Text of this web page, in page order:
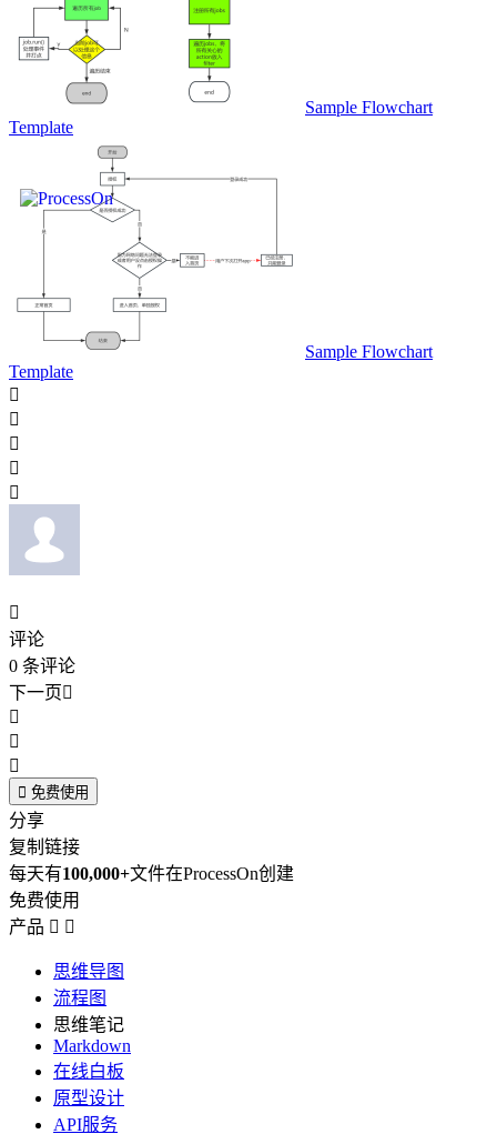
Sample Flowchart
Template
Sample Flowchart
Template






评论
0 条评论
下一页



 免费使用
分享
复制链接
每天有100,000+文件在ProcessOn创建
免费使用
产品  
思维导图
流程图
思维笔记
Markdown
在线白板
原型设计
API服务